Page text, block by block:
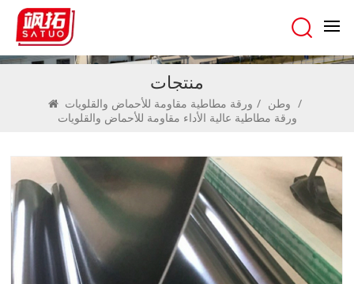
منتجات
وطن / ورقة مطاطية مقاومة للأحماض والقلويات
/
ورقة مطاطية عالية الأداء مقاومة للأحماض والقلويات